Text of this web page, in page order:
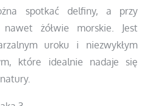
spotkać delfiny, a przy
żółwie morskie. Jest
uroku i niezwykłym
które idealnie nadaje się